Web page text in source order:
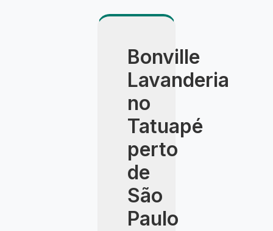
Bonville
Lavanderia
no
Tatuapé
perto
de
São
Paulo